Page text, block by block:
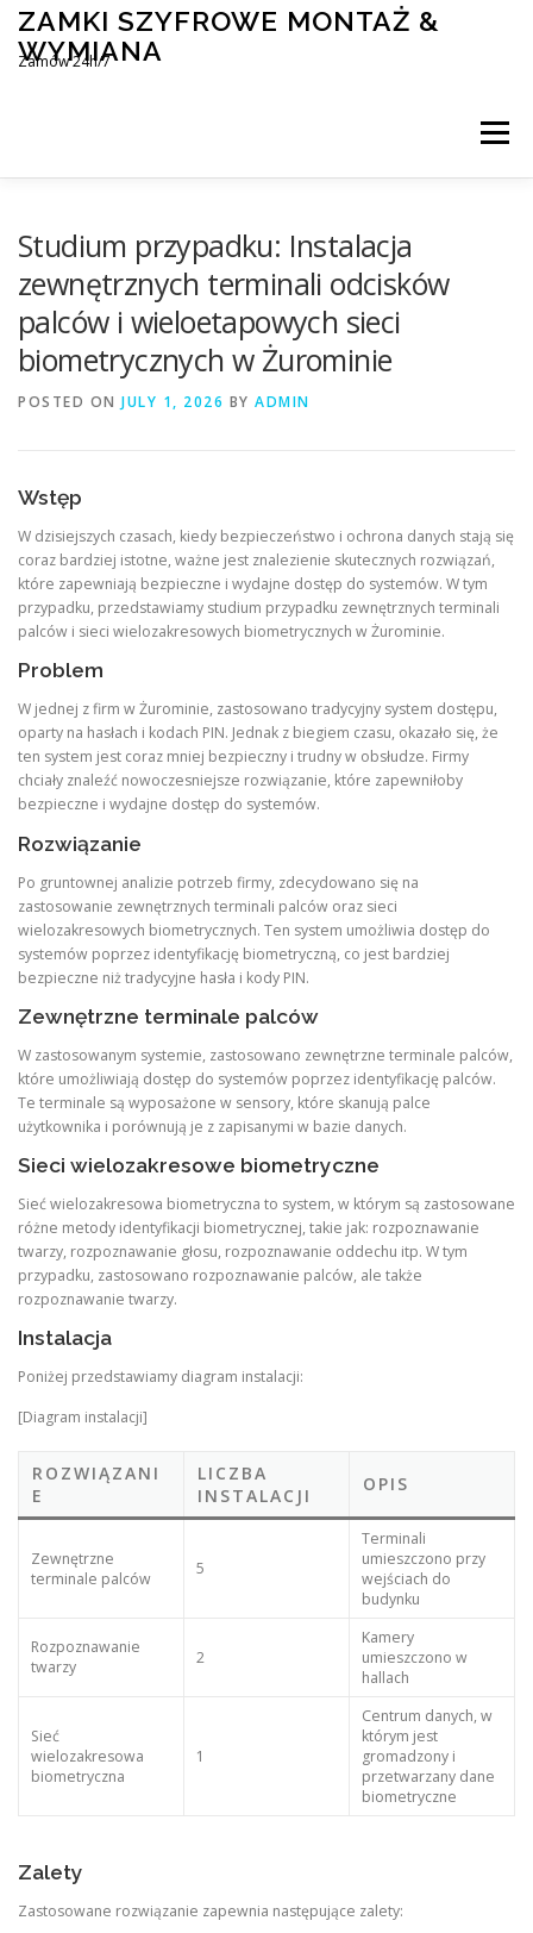
Skip
content
ZAMKI SZYFROWE MONTAŻ &
WYMIANA
Zamów 24h/7
Menu
BLOG KONTAKT
Studium przypadku: Instalacja
zewnętrznych terminali odcisków
palców i wieloetapowych sieci
biometrycznych w Żurominie
POSTED ON JULY 1, 2026 BY ADMIN
Wstęp
W dzisiejszych czasach, kiedy bezpieczeństwo i ochrona danych stają się
coraz bardziej istotne, ważne jest znalezienie skutecznych rozwiązań,
które zapewniają bezpieczne i wydajne dostęp do systemów. W tym
przypadku, przedstawiamy studium przypadku zewnętrznych terminali
palców i sieci wielozakresowych biometrycznych w Żurominie.
Problem
W jednej z firm w Żurominie, zastosowano tradycyjny system dostępu,
oparty na hasłach i kodach PIN. Jednak z biegiem czasu, okazało się, że
ten system jest coraz mniej bezpieczny i trudny w obsłudze. Firmy
chciały znaleźć nowoczesniejsze rozwiązanie, które zapewniłoby
bezpieczne i wydajne dostęp do systemów.
Rozwiązanie
Po gruntownej analizie potrzeb firmy, zdecydowano się na
zastosowanie zewnętrznych terminali palców oraz sieci
wielozakresowych biometrycznych. Ten system umożliwia dostęp do
systemów poprzez identyfikację biometryczną, co jest bardziej
bezpieczne niż tradycyjne hasła i kody PIN.
Zewnętrzne terminale palców
W zastosowanym systemie, zastosowano zewnętrzne terminale palców,
które umożliwiają dostęp do systemów poprzez identyfikację palców.
Te terminale są wyposażone w sensory, które skanują palce
użytkownika i porównują je z zapisanymi w bazie danych.
Sieci wielozakresowe biometryczne
Sieć wielozakresowa biometryczna to system, w którym są zastosowane
różne metody identyfikacji biometrycznej, takie jak: rozpoznawanie
twarzy, rozpoznawanie głosu, rozpoznawanie oddechu itp. W tym
przypadku, zastosowano rozpoznawanie palców, ale także
rozpoznawanie twarzy.
Instalacja
Poniżej przedstawiamy diagram instalacji:
[Diagram instalacji]
ROZWIĄZANI
E
LICZBA
INSTALACJI
OPIS
Zewnętrzne
terminale palców
5
Terminali
umieszczono przy
wejściach do
budynku
Rozpoznawanie
twarzy
2
Kamery
umieszczono w
hallach
Sieć
wielozakresowa
biometryczna
1
Centrum danych, w
którym jest
gromadzony i
przetwarzany dane
biometryczne
Zalety
Zastosowane rozwiązanie zapewnia następujące zalety: